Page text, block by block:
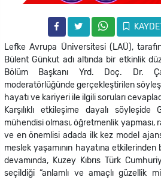
Lefke Avrupa Üniversitesi (LAÜ),
Bülent Günkut adı altında bir etkinlik
Bölüm Başkanı Yrd. Doç. Dr.
moderatörlüğünde gerçekleştirilen
hayatı ve kariyeri ile ilgili soruları
Karşılıklı etkileşime dayalı
mühendisi olması, öğretmenlik yapması,
ve en önemlisi adada ilk kez model
meslek yaşamının hayatına
devamında, Kuzey Kıbrıs Türk
seçildiği “anlamlı ve amaçlı güzellik